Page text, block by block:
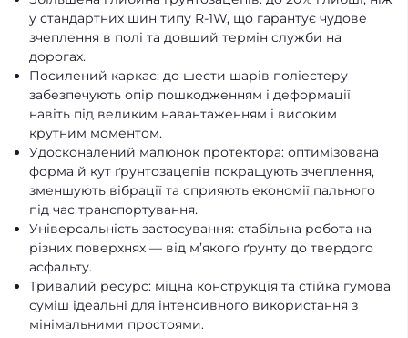
у стандартних шин типу R-1W, що гарантує чудове
зчеплення в полі та довший термін служби на
дорогах.
Посилений каркас: до шести шарів поліестеру
забезпечують опір пошкодженням і деформації
навіть під великим навантаженням і високим
крутним моментом.
Удосконалений малюнок протектора: оптимізована
форма й кут ґрунтозацепів покращують зчеплення,
зменшують вібрації та сприяють економії пального
під час транспортування.
Універсальність застосування: стабільна робота на
різних поверхнях — від м’якого ґрунту до твердого
асфальту.
Тривалий ресурс: міцна конструкція та стійка гумова
суміш ідеальні для інтенсивного використання з
мінімальними простоями.